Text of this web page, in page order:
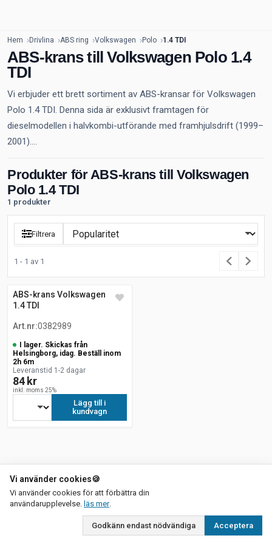
Hem Drivlina ABS ring Volkswagen Polo 1.4 TDI
ABS-krans till Volkswagen Polo 1.4
TDI
Vi erbjuder ett brett sortiment av ABS-kransar för Volkswagen
Polo 1.4 TDI. Denna sida är exklusivt framtagen för
dieselmodellen i halvkombi-utförande med framhjulsdrift (1999–
2001)....
Produkter för ABS-krans till Volkswagen
Polo 1.4 TDI
1 produkter
Filtrera
1 - 1 av 1
ABS-krans Volkswagen Polo
1.4 TDI
Art.nr:0382989
I lager. Skickas från
Helsingborg, idag. Beställ inom
2h 6m
Leveranstid 1-2 dagar
84 kr
inkl. moms 25%
Lägg till i
kundvagn
Vi använder cookies🍪
Vi använder cookies för att förbättra din
användarupplevelse. läs merom vår integritetspolicy
.
Godkänn endast nödvändiga Acceptera